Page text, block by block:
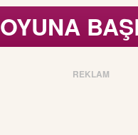
OYUNA
REKLAM